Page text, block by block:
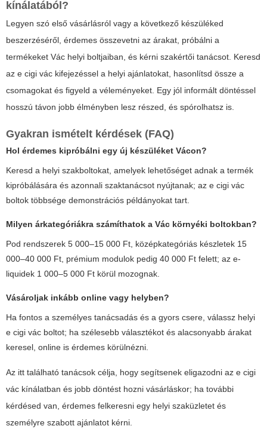
kínálatából?
Legyen szó első vásárlásról vagy a következő készüléked
beszerzéséről, érdemes összevetni az árakat, próbálni a
termékeket Vác helyi boltjaiban, és kérni szakértői tanácsot. Keresd
az e cigi vác kifejezéssel a helyi ajánlatokat, hasonlítsd össze a
csomagokat és figyeld a véleményeket. Egy jól informált döntéssel
hosszú távon jobb élményben lesz részed, és spórolhatsz is.
Gyakran ismételt kérdések (FAQ)
Hol érdemes kipróbálni egy új készüléket Vácon?
Keresd a helyi szakboltokat, amelyek lehetőséget adnak a termék
kipróbálására és azonnali szaktanácsot nyújtanak; az e cigi vác
boltok többsége demonstrációs példányokat tart.
Milyen árkategóriákra számíthatok a Vác környéki boltokban?
Pod rendszerek 5 000–15 000 Ft, középkategóriás készletek 15
000–40 000 Ft, prémium modulok pedig 40 000 Ft felett; az e-
liquidek 1 000–5 000 Ft körül mozognak.
Vásároljak inkább online vagy helyben?
Ha fontos a személyes tanácsadás és a gyors csere, válassz helyi
e cigi vác boltot; ha szélesebb választékot és alacsonyabb árakat
keresel, online is érdemes körülnézni.
Az itt található tanácsok célja, hogy segítsenek eligazodni az e cigi
vác kínálatban és jobb döntést hozni vásárláskor; ha további
kérdésed van, érdemes felkeresni egy helyi szaküzletet és
személyre szabott ajánlatot kérni.